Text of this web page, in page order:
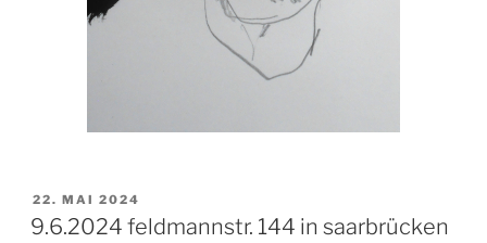
VERÖFFENTLICHT
AM
22. MAI 2024
9.6.2024 feldmannstr. 144 in saarbrücken